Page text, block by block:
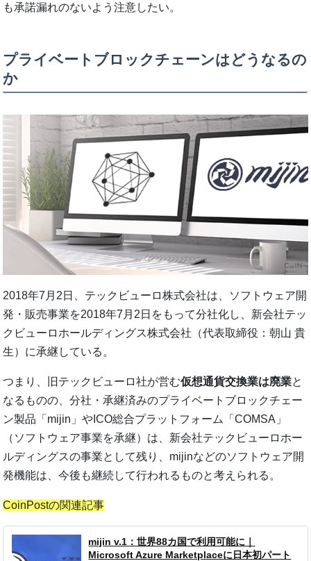
も承諾漏れのないよう注意したい。
プライベートブロックチェーンはどうなるの
か
2018年7月2日、テックビューロ株式会社は、ソフトウェア開
発・販売事業を2018年7月2日をもって分社化し、新会社テッ
クビューロホールディングス株式会社（代表取締役：朝山 貴
生）に承継している。
つまり、旧テックビューロ社が営む仮想通貨交換業は廃業と
なるものの、分社・承継済みのプライベートブロックチェー
ン製品「mijin」やICO総合プラットフォーム「COMSA」
（ソフトウェア事業を承継）は、新会社テックビューロホー
ルディングスの事業として残り、mijinなどのソフトウェア開
発機能は、今後も継続して行われるものと考えられる。
CoinPostの関連記事
mijin v.1：世界88カ国で利用可能に｜
Microsoft Azure Marketplace​に日本初パート